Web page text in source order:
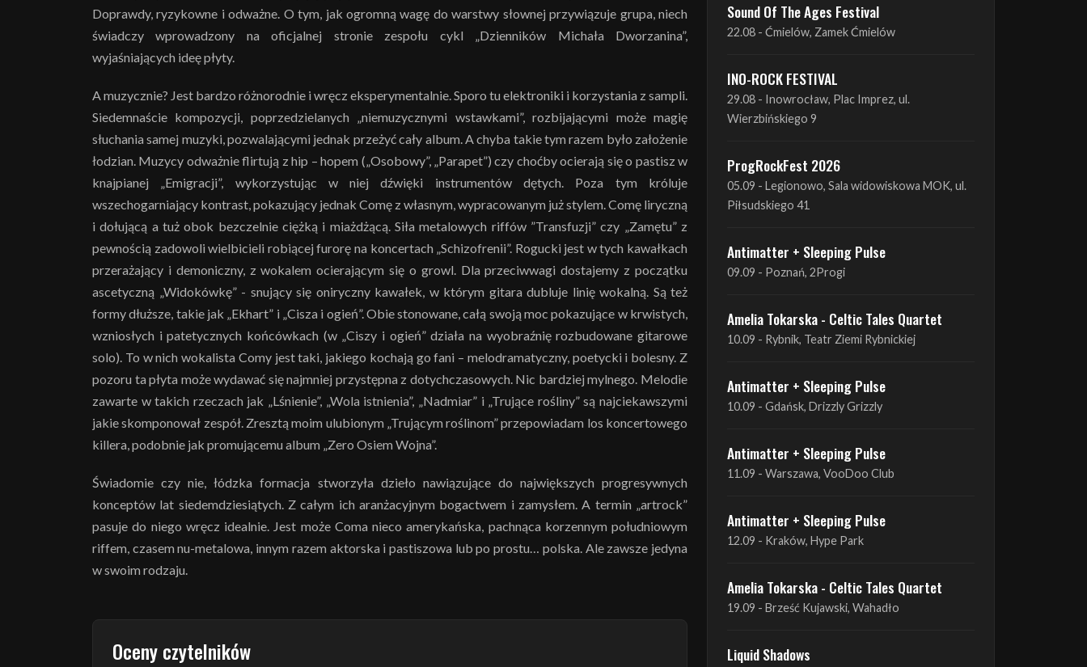
Doprawdy, ryzykowne i odważne. O tym, jak ogromną wagę do warstwy słownej przywiązuje grupa, niech
świadczy wprowadzony na oficjalnej stronie zespołu cykl „Dzienników Michała Dworzanina”,
wyjaśniających ideę płyty.
A muzycznie? Jest bardzo różnorodnie i wręcz eksperymentalnie. Sporo tu elektroniki i korzystania z sampli.
Siedemnaście kompozycji, poprzedzielanych „niemuzycznymi wstawkami”, rozbijającymi może magię
słuchania samej muzyki, pozwalającymi jednak przeżyć cały album. A chyba takie tym razem było założenie
łodzian. Muzycy odważnie flirtują z hip – hopem („Osobowy”, „Parapet”) czy choćby ocierają się o pastisz w
knajpianej „Emigracji”, wykorzystując w niej dźwięki instrumentów dętych. Poza tym króluje
wszechogarniający kontrast, pokazujący jednak Comę z własnym, wypracowanym już stylem. Comę liryczną
i dołującą a tuż obok bezczelnie ciężką i miażdżącą. Siła metalowych riffów ”Transfuzji” czy „Zamętu” z
pewnością zadowoli wielbicieli robiącej furorę na koncertach „Schizofrenii”. Rogucki jest w tych kawałkach
przerażający i demoniczny, z wokalem ocierającym się o growl. Dla przeciwwagi dostajemy z początku
ascetyczną „Widokówkę” - snujący się oniryczny kawałek, w którym gitara dubluje linię wokalną. Są też
formy dłuższe, takie jak „Ekhart” i „Cisza i ogień”. Obie stonowane, całą swoją moc pokazujące w krwistych,
wzniosłych i patetycznych końcówkach (w „Ciszy i ogień” działa na wyobraźnię rozbudowane gitarowe
solo). To w nich wokalista Comy jest taki, jakiego kochają go fani – melodramatyczny, poetycki i bolesny. Z
pozoru ta płyta może wydawać się najmniej przystępna z dotychczasowych. Nic bardziej mylnego. Melodie
zawarte w takich rzeczach jak „Lśnienie”, „Wola istnienia”, „Nadmiar” i „Trujące rośliny” są najciekawszymi
jakie skomponował zespół. Zresztą moim ulubionym „Trującym roślinom” przepowiadam los koncertowego
killera, podobnie jak promującemu album „Zero Osiem Wojna”.
Świadomie czy nie, łódzka formacja stworzyła dzieło nawiązujące do największych progresywnych
konceptów lat siedemdziesiątych. Z całym ich aranżacyjnym bogactwem i zamysłem. A termin „artrock”
pasuje do niego wręcz idealnie. Jest może Coma nieco amerykańska, pachnąca korzennym południowym
riffem, czasem nu-metalowa, innym razem aktorska i pastiszowa lub po prostu… polska. Ale zawsze jedyna
w swoim rodzaju.
Oceny czytelników
INO-ROCK FESTIVAL
29.08 - Inowrocław, Plac Imprez, ul.
ProgRockFest 2026
05.09 - Legionowo, Sala widowiskowa MOK, ul.
Antimatter + Sleeping Pulse
09.09 - Poznań, 2Progi
Amelia Tokarska - Celtic Tales Quartet
10.09 - Rybnik, Teatr Ziemi Rybnickiej
Antimatter + Sleeping Pulse
10.09 - Gdańsk, Drizzly Grizzly
Antimatter + Sleeping Pulse
11.09 - Warszawa, VooDoo Club
Antimatter + Sleeping Pulse
12.09 - Kraków, Hype Park
Amelia Tokarska - Celtic Tales Quartet
19.09 - Brześć Kujawski, Wahadło
Liquid Shadows
19.09 - Kościan, Kościańskim Ośrodku Kultury
Amelia Tokarska - Celtic Tales Quartet